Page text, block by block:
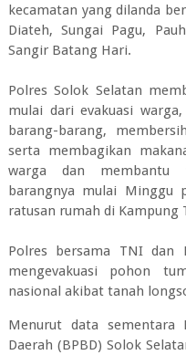
kecamatan yang dilanda
Diateh, Sungai Pagu,
Sangir Batang Hari.
Polres Solok Selatan
mulai dari evakuasi
barang-barang,
serta membagikan
warga dan membantu
barangnya mulai Minggu
ratusan rumah di Kampung
Polres bersama TNI dan
mengevakuasi pohon
nasional akibat tanah
Menurut data sementara
Daerah (BPBD) Solok